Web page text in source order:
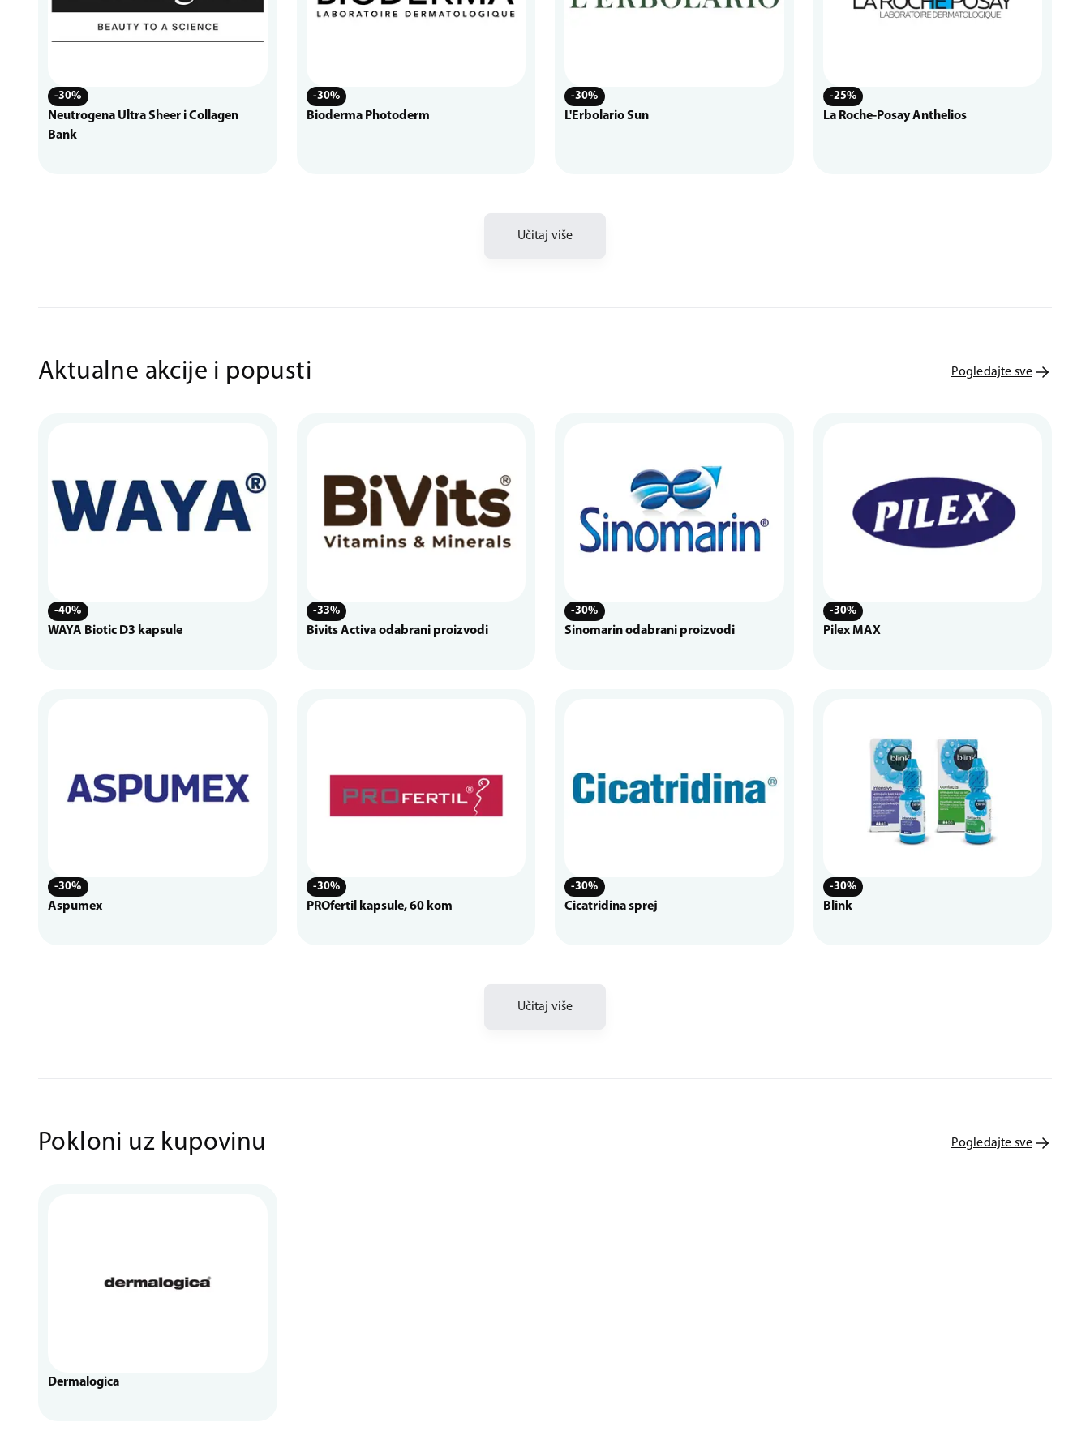
-30%
Neutrogena Ultra Sheer i Collagen
Bank
-30%
Bioderma Photoderm
-30%
L'Erbolario Sun
-25%
La Roche-Posay Anthelios
Učitaj više
Aktualne akcije i popusti Pogledajte sve
-40%
WAYA Biotic D3 kapsule
-33%
Bivits Activa odabrani proizvodi
-30%
Sinomarin odabrani proizvodi
-30%
Pilex MAX
-30%
Aspumex
-30%
PROfertil kapsule, 60 kom
-30%
Cicatridina sprej
-30%
Blink
Učitaj više
Pokloni uz kupovinu Pogledajte sve
Dermalogica